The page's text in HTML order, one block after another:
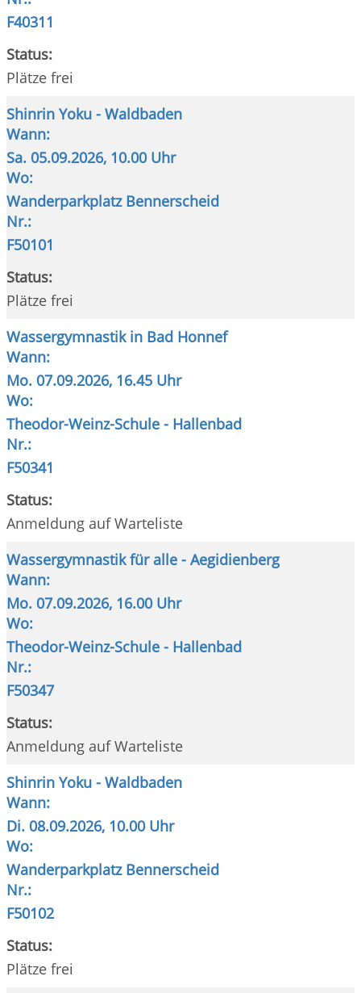
F40311
Status:
Plätze frei
Shinrin Yoku - Waldbaden
Wann:
Sa. 05.09.2026, 10.00 Uhr
Wo:
Wanderparkplatz Bennerscheid
Nr.:
F50101
Status:
Plätze frei
Wassergymnastik in Bad Honnef
Wann:
Mo. 07.09.2026, 16.45 Uhr
Wo:
Theodor-Weinz-Schule - Hallenbad
Nr.:
F50341
Status:
Anmeldung auf Warteliste
Wassergymnastik für alle - Aegidienberg
Wann:
Mo. 07.09.2026, 16.00 Uhr
Wo:
Theodor-Weinz-Schule - Hallenbad
Nr.:
F50347
Status:
Anmeldung auf Warteliste
Shinrin Yoku - Waldbaden
Wann:
Di. 08.09.2026, 10.00 Uhr
Wo:
Wanderparkplatz Bennerscheid
Nr.:
F50102
Status:
Plätze frei